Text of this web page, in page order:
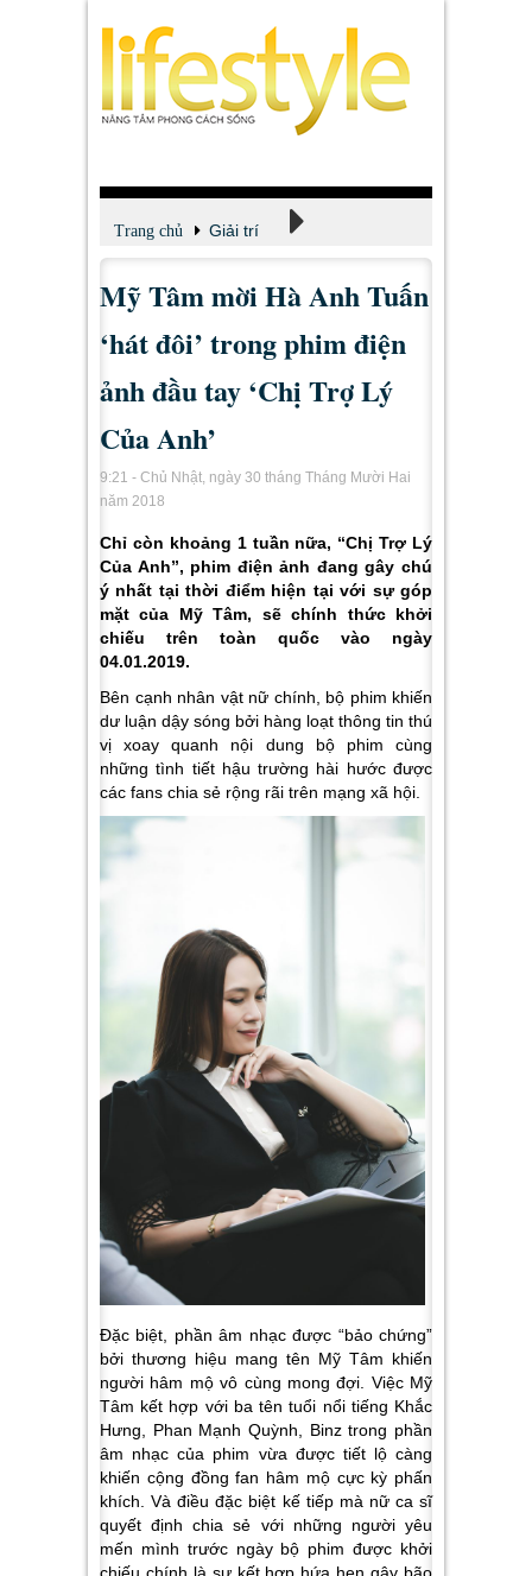
Trang chủ Giải trí
Xem - Nghe - Đọc
Mỹ Tâm mời Hà Anh Tuấn
‘hát đôi’ trong phim điện
ảnh đầu tay ‘Chị Trợ Lý
Của Anh’
9:21 - Chủ Nhật, ngày 30 tháng Tháng Mười Hai
năm 2018
Chỉ còn khoảng 1 tuần nữa, “Chị Trợ Lý
Của Anh”, phim điện ảnh đang gây chú
ý nhất tại thời điểm hiện tại với sự góp
mặt của Mỹ Tâm, sẽ chính thức khởi
chiếu trên toàn quốc vào ngày
04.01.2019.
Bên cạnh nhân vật nữ chính, bộ phim khiến
dư luận dậy sóng bởi hàng loạt thông tin thú
vị xoay quanh nội dung bộ phim cùng
những tình tiết hậu trường hài hước được
các fans chia sẻ rộng rãi trên mạng xã hội.
Đặc biệt, phần âm nhạc được “bảo chứng”
bởi thương hiệu mang tên Mỹ Tâm khiến
người hâm mộ vô cùng mong đợi. Việc Mỹ
Tâm kết hợp với ba tên tuổi nổi tiếng Khắc
Hưng, Phan Mạnh Quỳnh, Binz trong phần
âm nhạc của phim vừa được tiết lộ càng
khiến cộng đồng fan hâm mộ cực kỳ phấn
khích. Và điều đặc biệt kế tiếp mà nữ ca sĩ
quyết định chia sẻ với những người yêu
mến mình trước ngày bộ phim được khởi
chiếu chính là sự kết hợp hứa hẹn gây bão